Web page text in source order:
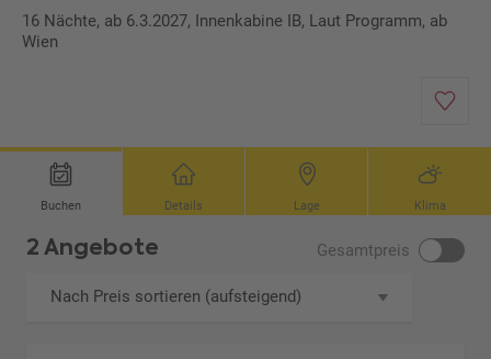
16 Nächte, ab 6.3.2027, Innenkabine IB, Laut Programm, ab
Wien
Buchen Details Lage Klima
2 Angebote Gesamtpreis
Nach Preis sortieren (aufsteigend)